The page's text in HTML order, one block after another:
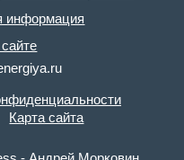
информация
Карта сайта